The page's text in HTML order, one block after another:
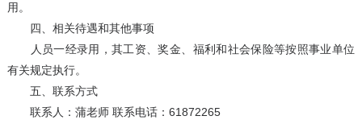
用。
四、相关待遇和其他事项
人员一经录用，其工资、奖金、福利和社会保险等按照事业单位
有关规定执行。
五、联系方式
联系人：蒲老师 联系电话：61872265